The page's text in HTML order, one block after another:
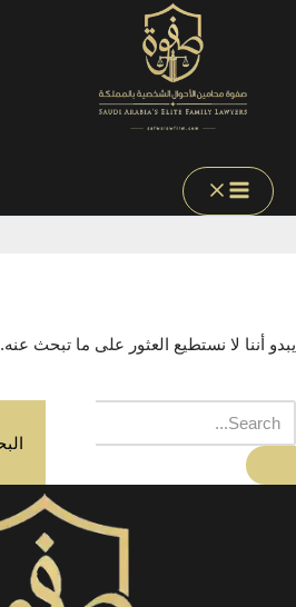
الضرائب في السعودية
الضرائب
يبدو أننا لا نستطيع العثور على ما تبحث